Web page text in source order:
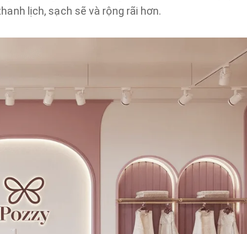
lịch, sạch sẽ và rộng rãi hơn.